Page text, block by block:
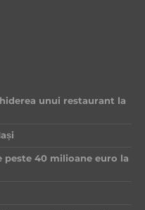
unui restaurant la
peste 40 milioane euro la